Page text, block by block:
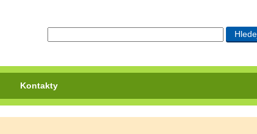
Kontakty